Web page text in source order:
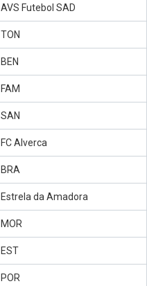
AVS Futebol SAD
TON
BEN
FAM
SAN
FC Alverca
BRA
Estrela da Amadora
MOR
EST
POR